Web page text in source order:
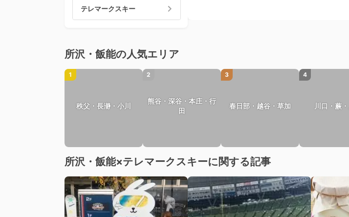
テレマークスキー
所沢・飯能の人気エリア
1
秩父・長瀞・小川
2
熊谷・深谷・本庄・行
田
3
春日部・越谷・草加
4
川口・蕨
所沢・飯能×テレマークスキーに関する記事